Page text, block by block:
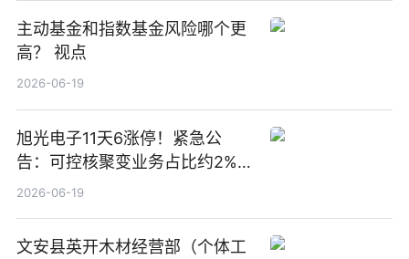
主动基金和指数基金风险哪个更
高？ 视点
2026-06-19
旭光电子11天6涨停！紧急公
告：可控核聚变业务占比约2%！
前沿热点
2026-06-19
文安县英开木材经营部（个体工